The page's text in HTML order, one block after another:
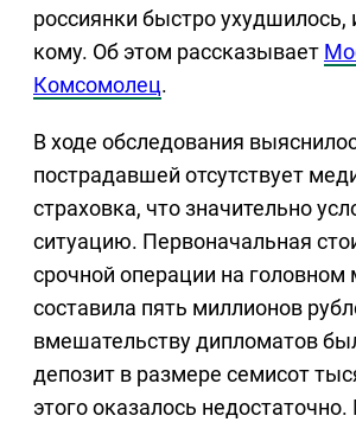
россиянки быстро ухудшилось,
кому. Об этом рассказывает
Комсомолец.
В ходе обследования
пострадавшей отсутствует
страховка, что значительно
ситуацию. Первоначальная
срочной операции на головном
составила пять миллионов
вмешательству дипломатов
депозит в размере семисот
этого оказалось